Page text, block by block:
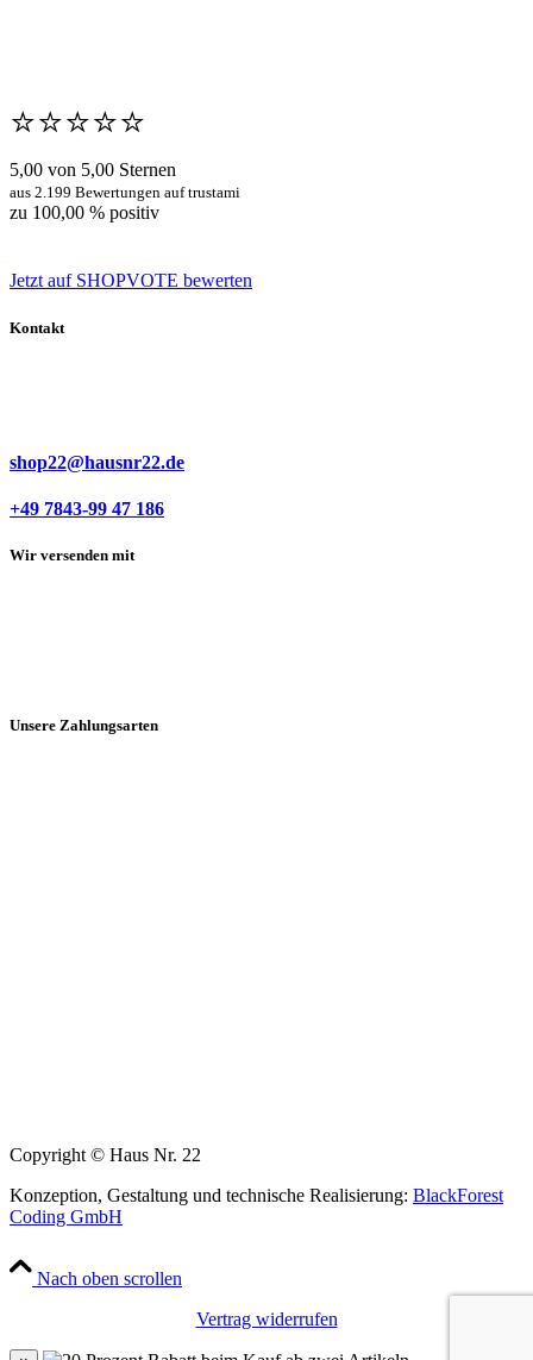
⭐️⭐️⭐️⭐️⭐️
5,00 von 5,00 Sternen
aus 2.199 Bewertungen auf trustami
zu 100,00 % positiv
Jetzt auf SHOPVOTE bewerten
Kontakt
shop22@hausnr22.de
+49 7843-99 47 186
Wir versenden mit
Unsere Zahlungsarten
Copyright © Haus Nr. 22
Konzeption, Gestaltung und technische Realisierung: BlackForest
Coding GmbH
Nach oben scrollen
Vertrag widerrufen